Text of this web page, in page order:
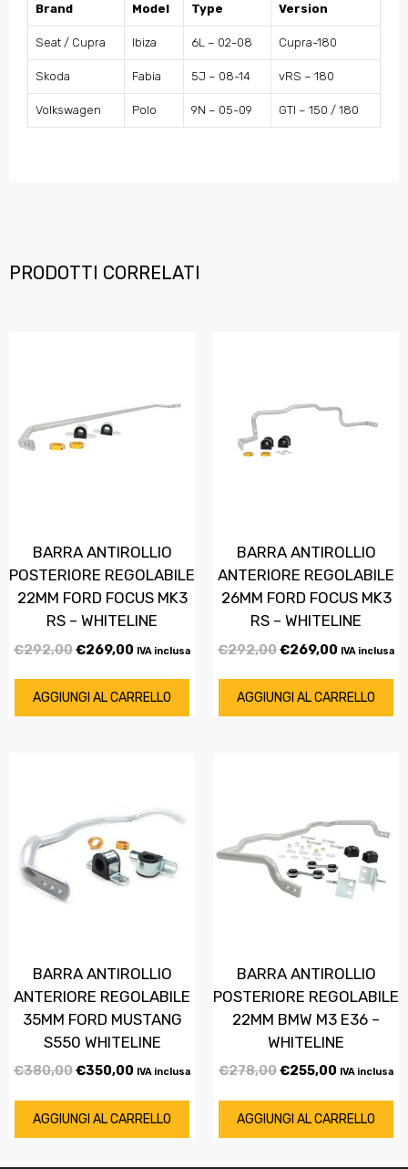
Brand Model Type Version
Seat / Cupra Ibiza 6L – 02-08 Cupra-180
Skoda Fabia 5J – 08-14 vRS – 180
Volkswagen Polo 9N – 05-09 GTI – 150 / 180
PRODOTTI CORRELATI
BARRA ANTIROLLIO
POSTERIORE REGOLABILE
22MM FORD FOCUS MK3
RS – WHITELINE
€292,00€269,00 IVA inclusa
AGGIUNGI AL CARRELLO
BARRA ANTIROLLIO
ANTERIORE REGOLABILE
26MM FORD FOCUS MK3
RS – WHITELINE
€292,00€269,00 IVA inclusa
AGGIUNGI AL CARRELLO
BARRA ANTIROLLIO
ANTERIORE REGOLABILE
35MM FORD MUSTANG
S550 WHITELINE
€380,00€350,00 IVA inclusa
AGGIUNGI AL CARRELLO
BARRA ANTIROLLIO
POSTERIORE REGOLABILE
22MM BMW M3 E36 –
WHITELINE
€278,00€255,00 IVA inclusa
AGGIUNGI AL CARRELLO